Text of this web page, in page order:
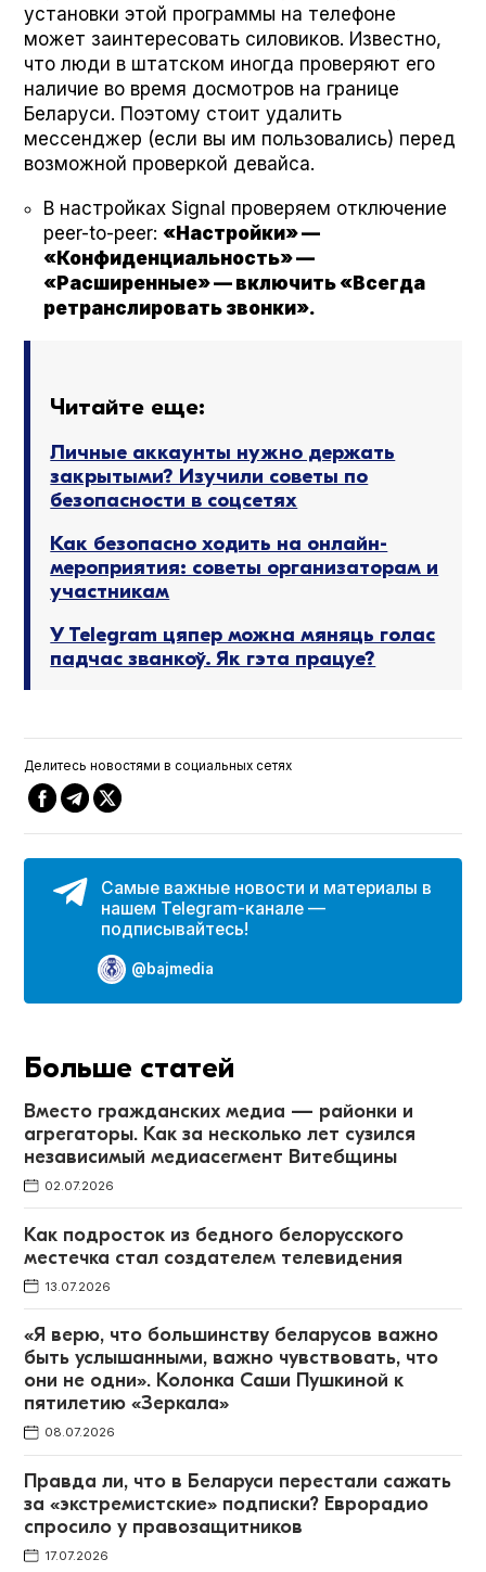
установки этой программы на телефоне
может заинтересовать силовиков. Известно,
что люди в штатском иногда проверяют его
наличие во время досмотров на границе
Беларуси. Поэтому стоит удалить
мессенджер (если вы им пользовались) перед
возможной проверкой девайса.
В настройках Sig­nal проверяем отключение
peer-to-peer: «Настройки» —
«Конфиденциальность» —
«Расширенные» — включить «Всегда
ретранслировать звонки».
Читайте еще:
Личные аккаунты нужно держать
закрытыми? Изучили советы по
безопасности в соцсетях
Как безопасно ходить на онлайн-
мероприятия: советы организаторам и
участникам
У Telegram цяпер можна мяняць голас
падчас званкоў. Як гэта працуе?
Делитесь новостями в социальных сетях
Самые важные новости и материалы в
нашем Telegram-канале —
подписывайтесь!
@bajmedia
Больше статей
Вместо гражданских медиа — районки и
агрегаторы. Как за несколько лет сузился
независимый медиасегмент Витебщины
02.07.2026
Как подросток из бедного белорусского
местечка стал создателем телевидения
13.07.2026
«Я верю, что большинству беларусов важно
быть услышанными, важно чувствовать, что
они не одни». Колонка Саши Пушкиной к
пятилетию «Зеркала»
08.07.2026
Правда ли, что в Беларуси перестали сажать
за «экстремистские» подписки? Еврорадио
спросило у правозащитников
17.07.2026